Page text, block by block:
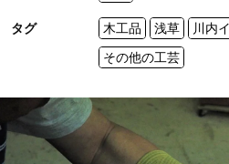
タグ 木工品 浅草 川内
その他の工芸